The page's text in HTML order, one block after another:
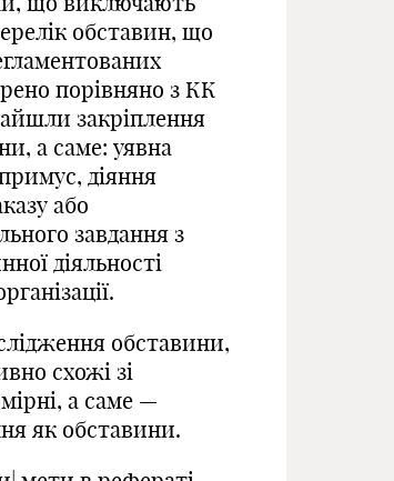
обставин, що
порівняно з КК
закріплення
а саме: уявна
діяння
або
завдання з
діяльності
обставини,
схожі зі
а саме —
як обставини.